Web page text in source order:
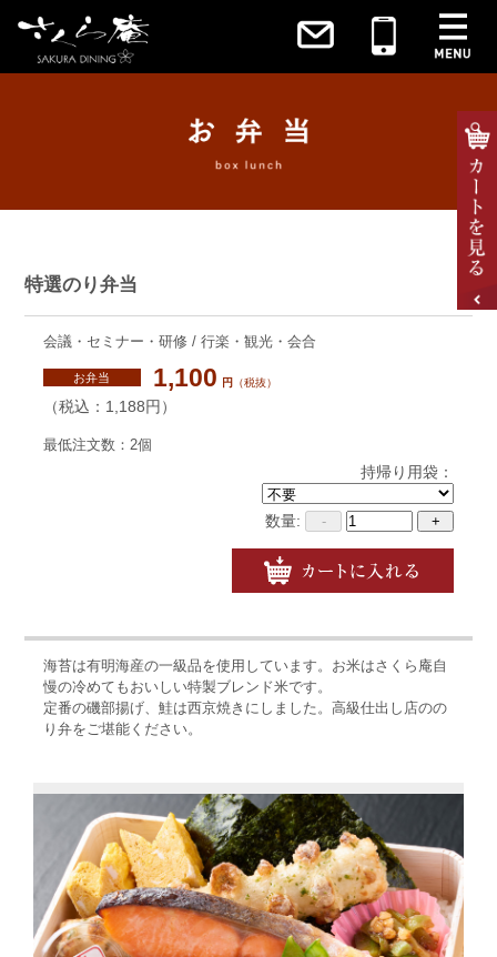
特選のり弁当
会議・セミナー・研修 / 行楽・観光・会合
お弁当 1,100 円 （税抜）
（税込：1,188円）
最低注文数：2個
持帰り用袋：
数量: - +
海苔は有明海産の一級品を使用しています。お米はさくら庵自
慢の冷めてもおいしい特製ブレンド米です。
定番の磯部揚げ、鮭は西京焼きにしました。高級仕出し店のの
り弁をご堪能ください。